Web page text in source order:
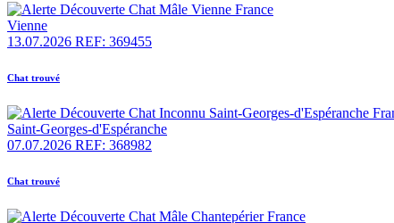
Vienne
13.07.2026 REF: 369455
Chat trouvé
Saint-Georges-d'Espéranche
07.07.2026 REF: 368982
Chat trouvé